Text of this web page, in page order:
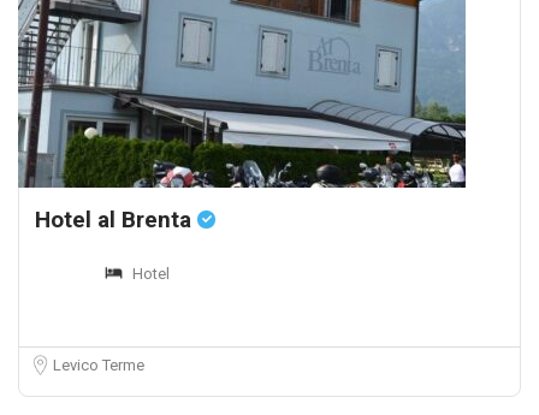
Hotel al Brenta
Hotel
Levico Terme